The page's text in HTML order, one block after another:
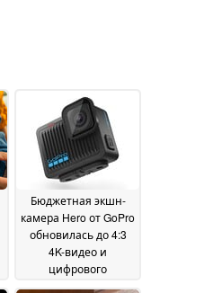
Бюджетная экшн-
камера Hero от GoPro
обновилась до 4:3
4K-видео и
цифрового